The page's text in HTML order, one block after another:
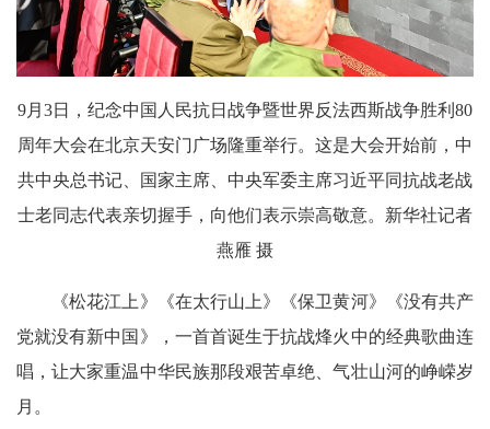
9月3日，纪念中国人民抗日战争暨世界反法西斯战争胜利80
周年大会在北京天安门广场隆重举行。这是大会开始前，中
共中央总书记、国家主席、中央军委主席习近平同抗战老战
士老同志代表亲切握手，向他们表示崇高敬意。新华社记者
燕雁 摄
《松花江上》《在太行山上》《保卫黄河》《没有共产
党就没有新中国》，一首首诞生于抗战烽火中的经典歌曲连
唱，让大家重温中华民族那段艰苦卓绝、气壮山河的峥嵘岁
月。